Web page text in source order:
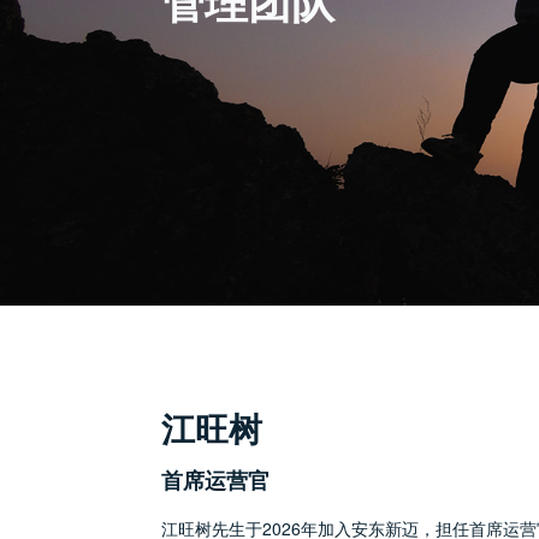
江旺树
首席运营官
江旺树先生于2026年加入安东新迈，担任首席运